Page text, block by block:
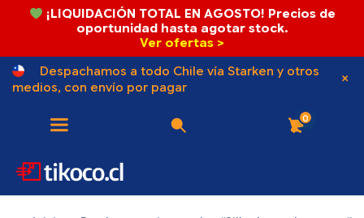
¡LIQUIDACIÓN TOTAL EN AGOSTO! Precios de
oportunidad hasta agotar stock.
Ver ofertas >
Despachamos a todo Chile vía Starken y otros
medios, con envío por pagar
0